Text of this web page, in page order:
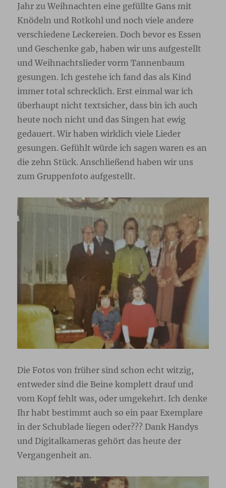
Jahr zu Weihnachten eine gefüllte Gans mit
Knödeln und Rotkohl und noch viele andere
verschiedene Leckereien. Doch bevor es Essen
und Geschenke gab, haben wir uns aufgestellt
und Weihnachtslieder vorm Tannenbaum
gesungen. Ich gestehe ich fand das als Kind
immer total schrecklich. Erst einmal war ich
überhaupt nicht textsicher, dass bin ich auch
heute noch nicht und das Singen hat ewig
gedauert. Wir haben wirklich viele Lieder
gesungen. Gefühlt würde ich sagen waren es an
die zehn Stück. Anschließend haben wir uns
zum Gruppenfoto aufgestellt.
Die Fotos von früher sind schon echt witzig,
entweder sind die Beine komplett drauf und
vom Kopf fehlt was, oder umgekehrt. Ich denke
Ihr habt bestimmt auch so ein paar Exemplare
in der Schublade liegen oder??? Dank Handys
und Digitalkameras gehört das heute der
Vergangenheit an.